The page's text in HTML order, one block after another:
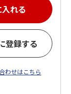
れる
登録する
わせはこちら